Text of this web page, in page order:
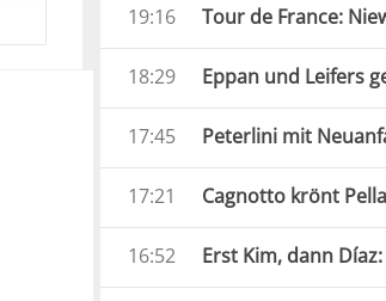
19:16
18:29
17:45
17:21
16:52